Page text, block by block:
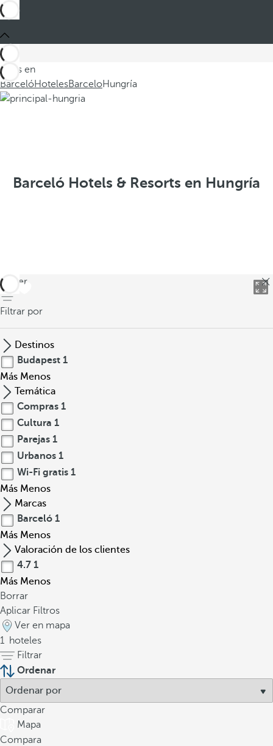
Estás en
BarcelóHotelesBarceloHungría
Barceló Hotels & Resorts en Hungría
volver
Filtrar por
Destinos
Budapest 1
Más Menos
Temática
Compras 1
Cultura 1
Parejas 1
Urbanos 1
Wi-Fi gratis 1
Más Menos
Marcas
Barceló 1
Más Menos
Valoración de los clientes
4.7 1
Más Menos
Borrar
Aplicar Filtros
Ver en mapa
1 hoteles
Filtrar
Ordenar
Comparar
Mapa
Compara